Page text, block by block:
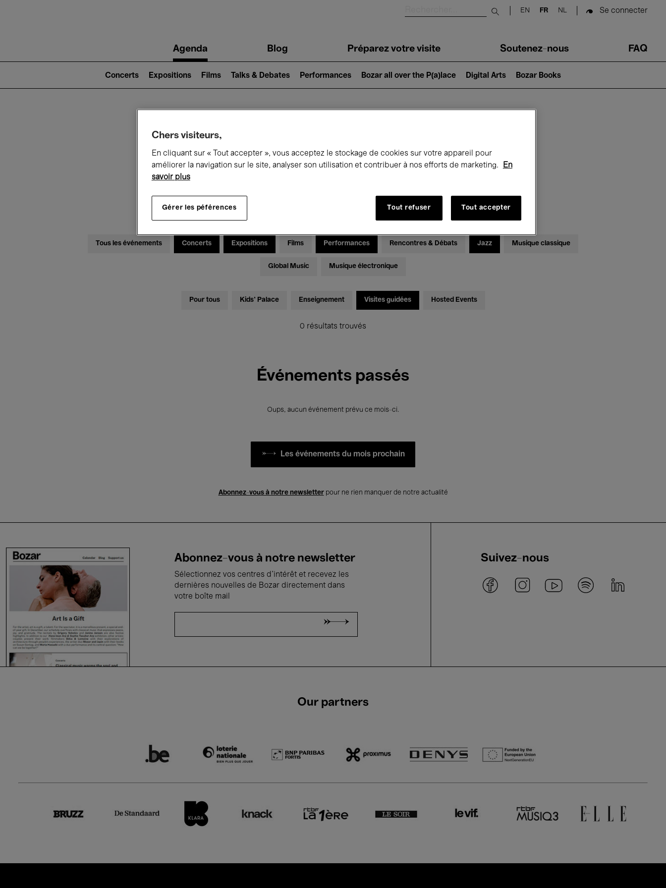
Submit search
EN FR NL Se connecter
navigationAgenda Blog Préparez votre visite Soutenez-nous FAQ
2)
Concerts Expositions Films Talks & Debates Performances Bozar all over the P(a)lace Digital Arts Bozar Books
Ce qui se passe à Bozar
Tous les événements Concerts Expositions Films Performances Rencontres & Débats Jazz Musique classique
Global Music Musique électronique
Pour tous Kids’ Palace Enseignement Visites guidées Hosted Events
0 résultats trouvés
Événements passés
Oups, aucun événement prévu ce mois-ci.
Les événements du mois prochain
Abonnez-vous à notre newsletterpour ne rien manquer de notre actualité
Abonnez-vous à notre newsletter
Sélectionnez vos centres d'intérêt et recevez les
dernières nouvelles de Bozar directement dans
votre boîte mail
Suivez-nous
Our partners
Chers visiteurs,
En cliquant sur « Tout accepter », vous acceptez le stockage de cookies sur votre appareil pour
améliorer la navigation sur le site, analyser son utilisation et contribuer à nos efforts de marketing.
En
savoir plus
Gérer les péférences Tout refuser Tout accepter